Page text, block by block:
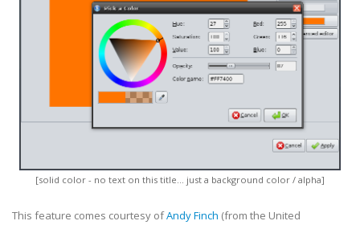
[solid color - no text on this title... just a background color / alpha]
This feature comes courtesy ofAndy Finch (from the United